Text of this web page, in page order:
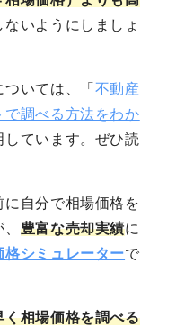
いようにしましょ
いては、「 不動産
調べる方法をわか
しています。ぜひ読
自分で相場価格を
豊富な売却実績に
格シミュレーターで
く相場価格を調べる